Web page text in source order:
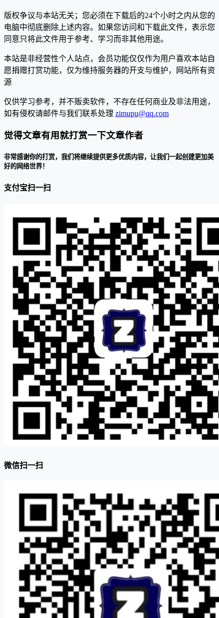
版权争议与本站无关；您必须在下载后的24个小时之内从您的
电脑中彻底删除上述内容。如果您访问和下载此文件，表示您
同意只将此文件用于参考、学习而非其他用途。
本站是非经营性个人站点，会员功能仅仅作为用户喜欢本站自
愿捐赠打赏功能，仅为维持服务器的开支与维护，网站所有资
源
仅供学习参考，并不贩卖软件，不存在任何商业及非法用途，
如有侵权请邮件与我们联系处理 zimupu@qq.com
觉得文章有用就打赏一下文章作者
非常感谢你的打赏，我们将继续提供更多优质内容，让我们一起创建更加美
好的网络世界！
支付宝扫一扫
微信扫一扫